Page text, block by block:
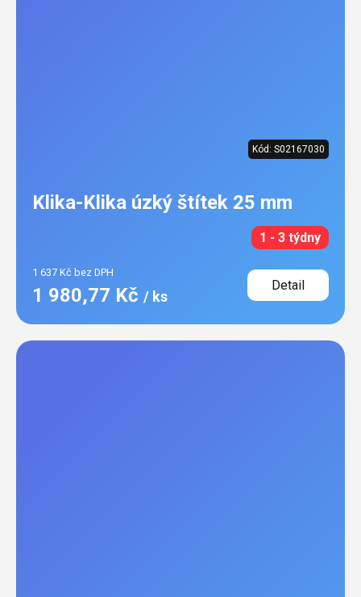
Kód: S02167030
Klika-Klika úzký štítek 25 mm
1 - 3 týdny
1 637 Kč bez DPH
1 980,77 Kč / ks
Detail